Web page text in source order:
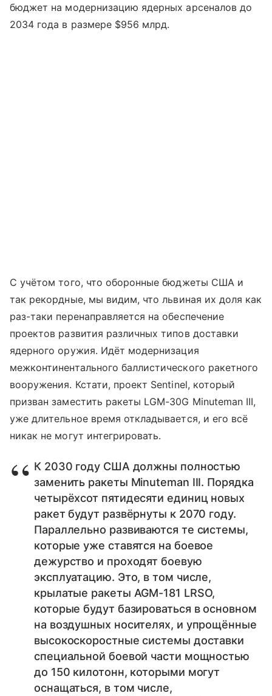
бюджет на модернизацию ядерных арсеналов до
2034 года в размере $956 млрд.
С учётом того, что оборонные бюджеты США и
так рекордные, мы видим, что львиная их доля как
раз-таки перенаправляется на обеспечение
проектов развития различных типов доставки
ядерного оружия. Идёт модернизация
межконтинентального баллистического ракетного
вооружения. Кстати, проект Sentinel, который
призван заместить ракеты LGM-30G Minuteman III,
уже длительное время откладывается, и его всё
никак не могут интегрировать.
К 2030 году США должны полностью
заменить ракеты Minuteman III. Порядка
четырёхсот пятидесяти единиц новых
ракет будут развёрнуты к 2070 году.
Параллельно развиваются те системы,
которые уже ставятся на боевое
дежурство и проходят боевую
эксплуатацию. Это, в том числе,
крылатые ракеты AGM-181 LRSO,
которые будут базироваться в основном
на воздушных носителях, и упрощённые
высокоскоростные системы доставки
специальной боевой части мощностью
до 150 килотонн, которыми могут
оснащаться, в том числе,